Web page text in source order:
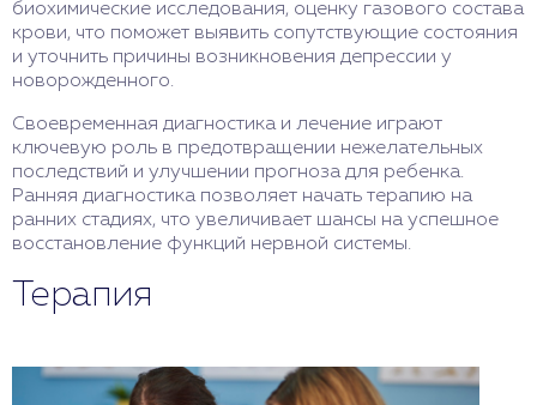
биохимические исследования, оценку газового состава
крови, что поможет выявить сопутствующие состояния
и уточнить причины возникновения депрессии у
новорожденного.
Своевременная диагностика и лечение играют
ключевую роль в предотвращении нежелательных
последствий и улучшении прогноза для ребенка.
Ранняя диагностика позволяет начать терапию на
ранних стадиях, что увеличивает шансы на успешное
восстановление функций нервной системы.
Терапия